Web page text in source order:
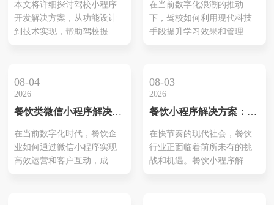
的数字化转型，点亮未来。
一、小程序的优势分析 1.无
需下载，即用即行 ...
本文将详细探讨驾校小程序
开发解决方案，从功能设计
到技术实现，帮助驾校提升
化的学习体验
在当前数字化浪潮的推动
下，驾校如何利用现代科技
手段提升学习效果和管理效
一条通向智能化管理和高效
学习的新途径。本文将从功
能设计、用户体验和技术实
打造一套高效、智能的驾校
小程序。 功能设计 1.学员管
理模块 学员管理模块...
08-04
2026
餐饮类微信小程序解决方
在当前数字化时代，餐饮企
业如何通过微信小程序实现
高效运营和客户互动，成为
08-03
2026
餐饮小程序解决方案：引
在快节奏的现代社会，餐饮
行业正面临着前所未有的挑
战和机遇。餐饮小程序解决